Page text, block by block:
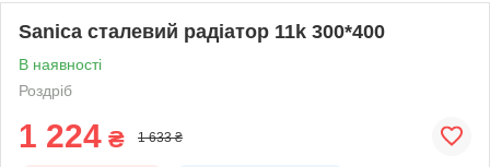
Sanica сталевий радіатор 11k 300*400
В наявності
Роздріб
1 224 ₴ 1 633 ₴